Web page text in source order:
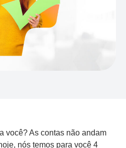
você? As contas não andam
nós temos para você 4